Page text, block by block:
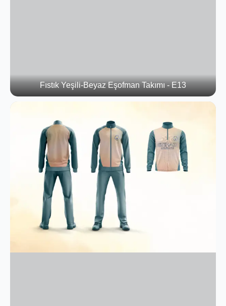
Fıstık Yeşili-Beyaz Eşofman Takımı - E13